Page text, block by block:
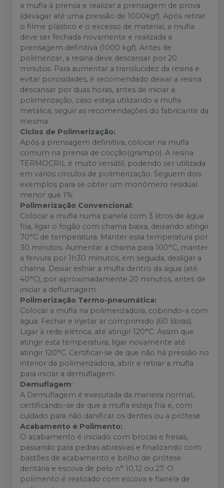
a mufla à prensa e realizar a prensagem de prova
(devagar até uma pressão de 1000kgf). Após retirar
o filme plástico e o excesso de material, a mufla
deve ser fechada novamente e realizada a
prensagem definitiva (1000 kgf). Antes de
polimerizar, a resina deve descansar por 20
minutos. Para aumentar a translucidez da resina e
evitar porosidades, é recomendado deixar a resina
descansar por duas horas, antes de iniciar a
polimerização, caso esteja utilizando a mufla
metálica, seguir as recomendações do fabricante da
mesma.
Ciclos de Polimerização:
Após a prensagem definitiva, colocar na mufla
comum na prensa de cocção(grampo). A resina
TERMOCRIL é muito versátil, podendo ser utilizada
em vários círculos de polimerização. Seguem dois
exemplos para se obter um monômero residual
menor que 1%:
Polimerização Convencional:
Colocar a mufla numa panela com 3 litros de água
fria, ligar o fogão com chama baixa, deixando atingir
70°C de temperatura. Manter essa temperatura por
30 minutos. Aumentar a chama para 100°C, manter
a fervura por 1h30 minutos, em seguida, desligar a
chama. Deixar esfriar a mufla dentro da água (até
40°C), por aproximadamente 20 minutos, antes de
iniciar a deflumagem.
Polimerização Termo-pneumática:
Colocar a mufla na polimerizadora, cobrindo-a com
água. Fechar e injetar ar comprimido (60 libras).
Ligar à rede elétrica, até atingir 120°C. Assim que
atingir esta temperatura, ligar novamente até
atingir 120°C. Certificar-se de que não há pressão no
interior da polimerizadora, abrir e retirar a mufla
para iniciar a demuflagem.
Demuflagem:
A Demuflagem é executada da maneira normal,
certificando-se de que a mufla esteja fria e, com
cuidado para não danificar os dentes ou a prótese.
Acabamento e Polimento:
O acabamento é iniciado com brocas e fresas,
passando para pedras abrasivas e finalizando com
bastões de acabamento e brilho de prótese
dentária e escova de pelo n° 10,12 ou 27. O
polimento é realizado com escova e flanela de